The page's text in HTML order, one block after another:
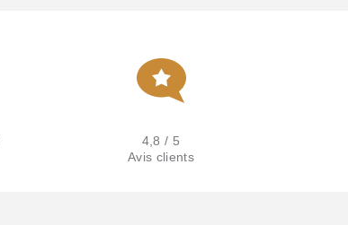
4,8 / 5
Avis clients